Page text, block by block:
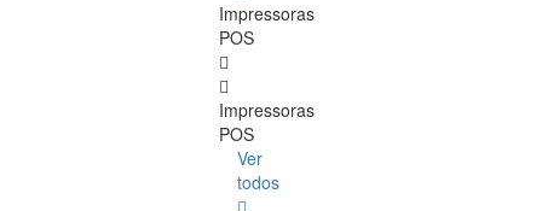
Impressoras
POS
Impressoras
POS
Ver
todos